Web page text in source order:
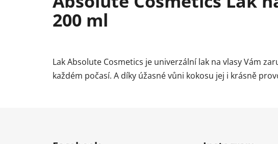
200 ml
Lak Absolute Cosmetics je univerzální lak na vlasy Vám
každém počasí. A díky úžasné vůni kokosu jej i krásně